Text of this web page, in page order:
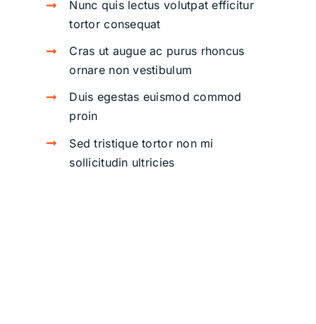
Nunc quis lectus volutpat efficitur
tortor consequat
Cras ut augue ac purus rhoncus
ornare non vestibulum
Duis egestas euismod commod
proin
Sed tristique tortor non mi
sollicitudin ultricies